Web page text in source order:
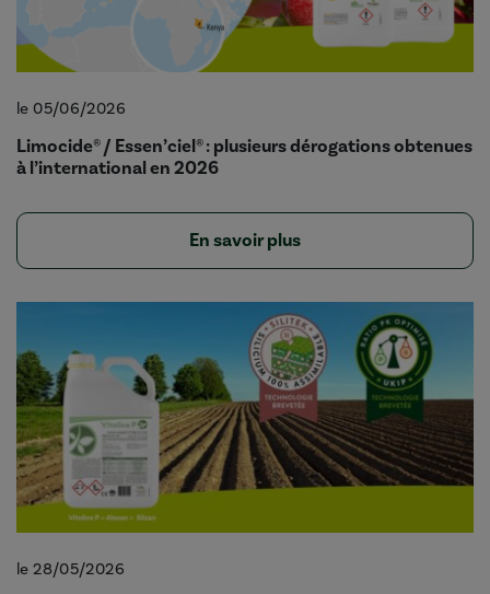
le 05/06/2026
Limocide® / Essen’ciel® : plusieurs dérogations obtenues
à l’international en 2026
En savoir plus
le 28/05/2026